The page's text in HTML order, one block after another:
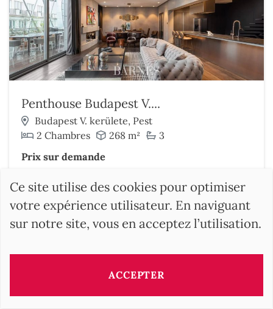
RECHERCHER
Penthouse Budapest V....
Budapest V. kerülete, Pest
2 Chambres
268 m²
3
Prix sur demande
Découvrir ce bien
Ce site utilise des cookies pour optimiser
votre expérience utilisateur. En naviguant
sur notre site, vous en acceptez l’utilisation.
ACCEPTER